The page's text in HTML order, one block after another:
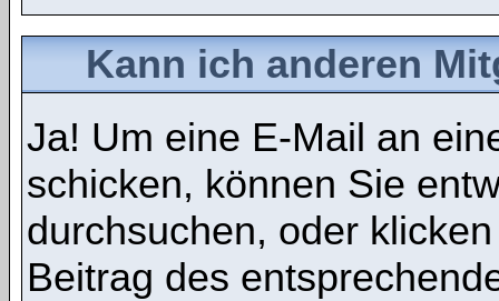
Kann ich anderen
Ja! Um eine E-Mail an
schicken, können Sie
durchsuchen, oder
Beitrag des